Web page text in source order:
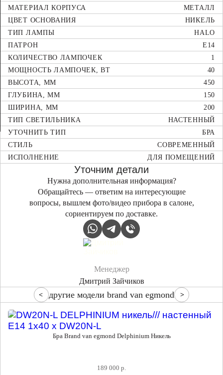
МАТЕРИАЛ КОРПУСА
МЕТАЛЛ
ЦВЕТ ОСНОВАНИЯ
НИКЕЛЬ
ТИП ЛАМПЫ
HALO
ПАТРОН
E14
КОЛИЧЕСТВО ЛАМПОЧЕК
1
МОЩНОСТЬ ЛАМПОЧЕК, ВТ
40
ВЫСОТА, ММ
450
ГЛУБИНА, ММ
150
ШИРИНА, ММ
200
ТИП СВЕТИЛЬНИКА
НАСТЕННЫЙ
УТОЧНИТЬ ТИП
БРА
СТИЛЬ
СОВРЕМЕННЫЙ
ИСПОЛНЕНИЕ
ДЛЯ ПОМЕЩЕНИЙ
Менеджер
Дмитрий Зайчиков
Уточним детали
Нужна дополнительная информация?
Обращайтесь — ответим на интересующие
вопросы, вышлем фото/видео прибора в салоне,
сориентируем по доставке.
другие модели brand van egmond
Бра Brand van egmond Delphinium Никель
189 000 р.